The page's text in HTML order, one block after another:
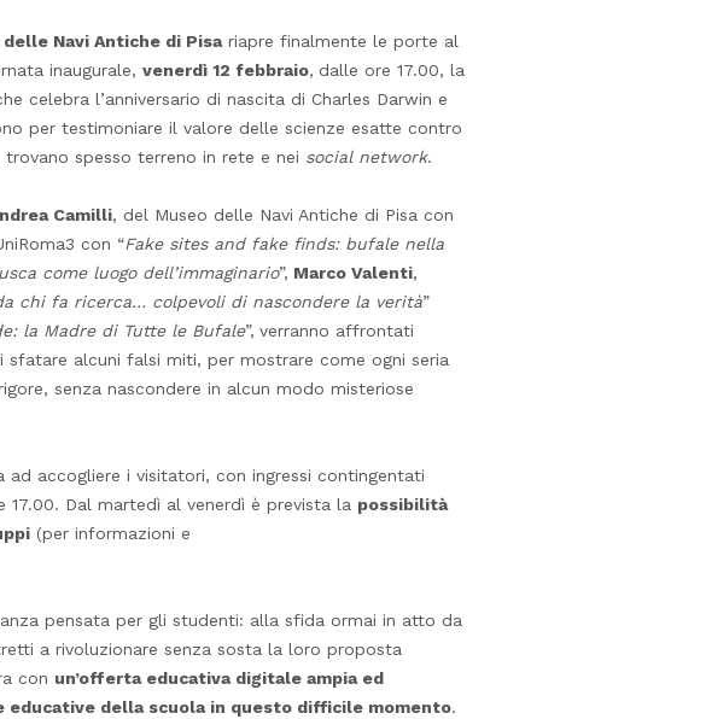
delle Navi Antiche di Pisariapre finalmente le porte al
inaugurale, venerdì 12 febbraio, dalle ore 17.00, la
celebra l’anniversario di nascita di Charles Darwin e
per testimoniare il valore delle scienze esatte contro
spesso terreno in rete e nei social network.
Camilli, del Museo delle Navi Antiche di Pisa con
con “Fake sites and fake finds: bufale nella
come luogo dell’immaginario”, Marco Valenti,
chi fa ricerca… colpevoli di nascondere la verità”
la Madre di Tutte le Bufale”, verranno affrontati
alcuni falsi miti, per mostrare come ogni seria
senza nascondere in alcun modo misteriose
ad accogliere i visitatori, con ingressi contingentati
17.00. Dal martedì al venerdì è prevista la possibilità
(per informazioni e
pensata per gli studenti: alla sfida ormai in atto da
a rivoluzionare senza sosta la loro proposta
con un’offerta educativa digitale ampia ed
della scuola in questo difficile momento.